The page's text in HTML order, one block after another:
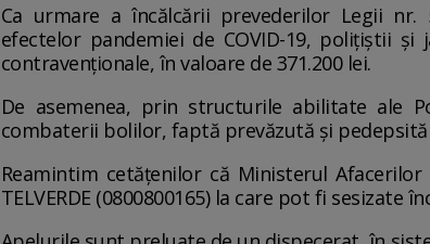
Ca urmare a încălcării prevederilor Legii
efectelor pandemiei de COVID-19, polițiștii
contravenționale, în valoare de 371.200 lei.
De asemenea, prin structurile abilitate ale
combaterii bolilor, faptă prevăzută și pedepsită
Reamintim cetățenilor că Ministerul
TELVERDE (0800800165) la care pot fi